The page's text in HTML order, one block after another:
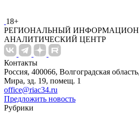
18+
РЕГИОНАЛЬНЫЙ
АНАЛИТИЧЕСКИЙ ЦЕНТР
Контакты
Россия, 400066, Волгоградская
Мира, зд. 19, помещ. 1
office@riac34.ru
Предложить новость
Рубрики